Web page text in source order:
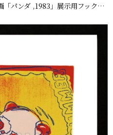
アンディ ウォーホル 絵画「パンダ ,1983」展示用フック付ポスター ポップアート Andy Warhol